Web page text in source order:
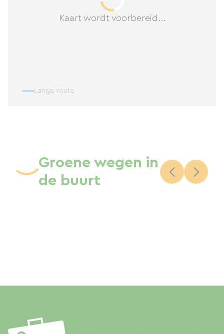
Kaart wordt voorbereid...
Lange route
Groene wegen in
de buurt